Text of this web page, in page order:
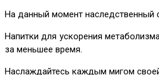
На данный момент наследственный
Напитки для ускорения
за меньшее время.
Наслаждайтесь каждым мигом